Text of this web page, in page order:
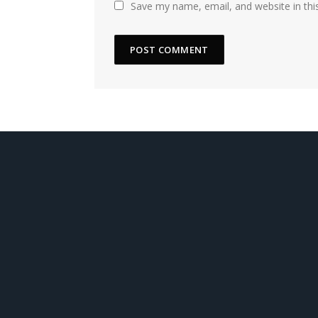
Save my name, email, and website in